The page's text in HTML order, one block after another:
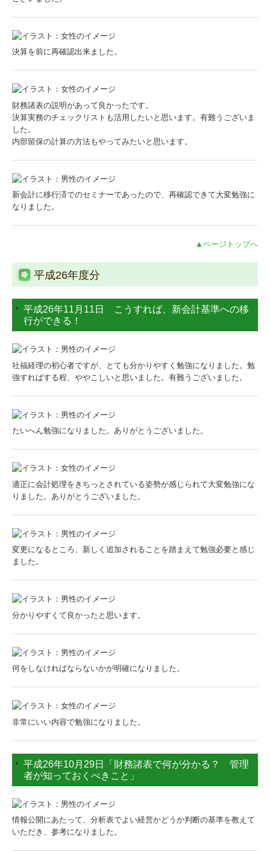
決算を前に再確認出来ました。
財務諸表の説明があって良かったです。
決算実務のチェックリストも活用したいと思います。有難うございま
した。
内部留保の計算の方法もやってみたいと思います。
新会計に移行済でのセミナーであったので、再確認できて大変勉強に
なりました。
▲ページトップへ
平成26年度分
平成26年11月11日 こうすれば、新会計基準への移
行ができる！
社福経理の初心者ですが、とても分かりやすく勉強になりました。勉
強すればする程、ややこしいと思いました。有難うございました。
たいへん勉強になりました。ありがとうございました。
適正に会計処理をきちっとされている姿勢が感じられて大変勉強にな
りました。ありがとうございました。
変更になるところ、新しく追加されることを踏まえて勉強必要と感じ
ました。
分かりやすくて良かったと思います。
何をしなければならないかが明確になりました。
非常にいい内容で勉強になりました。
平成26年10月29日「財務諸表で何が分かる？ 管理
者が知っておくべきこと」
情報公開にあたって、分析表でよい経営かどうか判断の基準を教えて
いただき、参考になりました。